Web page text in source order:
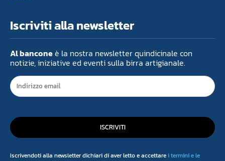
Iscriviti alla newsletter
Al banconeè la nostra newsletter quindicinale con
notizie, iniziative ed eventi sulla birra artigianale.
ISCRIVITI
Iscrivendoti alla newsletter dichiari di aver letto e accettarei termini e le